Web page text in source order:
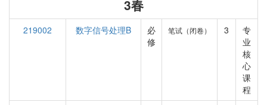
3春
219002 数字信号处理B
必
修
笔试（闭卷） 3
专
业
核
心
课
程